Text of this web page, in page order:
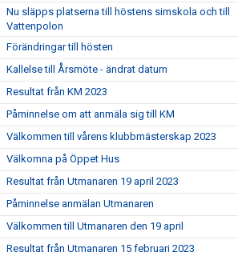
Nu släpps platserna till höstens simskola och till
Vattenpolon
Förändringar till hösten
Kallelse till Årsmöte - ändrat datum
Resultat från KM 2023
Påminnelse om att anmäla sig till KM
Välkommen till vårens klubbmästerskap 2023
Välkomna på Öppet Hus
Resultat från Utmanaren 19 april 2023
Påminnelse anmälan Utmanaren
Välkommen till Utmanaren den 19 april
Resultat från Utmanaren 15 februari 2023